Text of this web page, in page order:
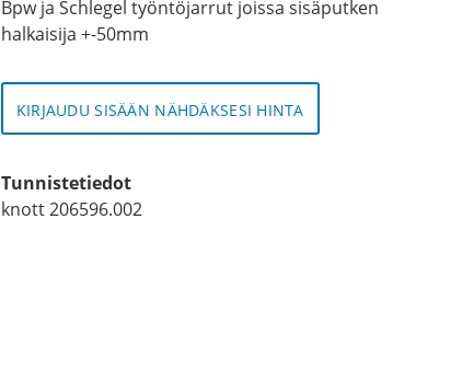
Bpw ja Schlegel työntöjarrut joissa sisäputken
halkaisija +-50mm
KIRJAUDU SISÄÄN NÄHDÄKSESI HINTA
Tunnistetiedot
knott 206596.002